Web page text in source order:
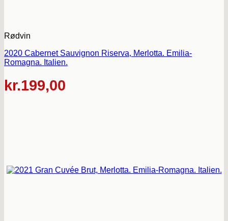
Rødvin
2020 Cabernet Sauvignon Riserva, Merlotta. Emilia-
Romagna. Italien.
kr.199,00